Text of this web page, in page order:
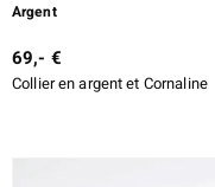
Argent
69,- €
Collier en argent et Cornaline